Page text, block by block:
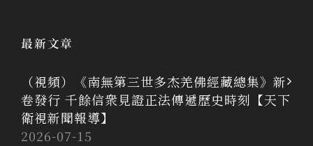
最新文章
（視頻）《南無第三世多杰羌佛經藏總集》新
卷發行 千餘信衆見證正法傳遞歷史時刻【天下
衛視新聞報導】
2026-07-15